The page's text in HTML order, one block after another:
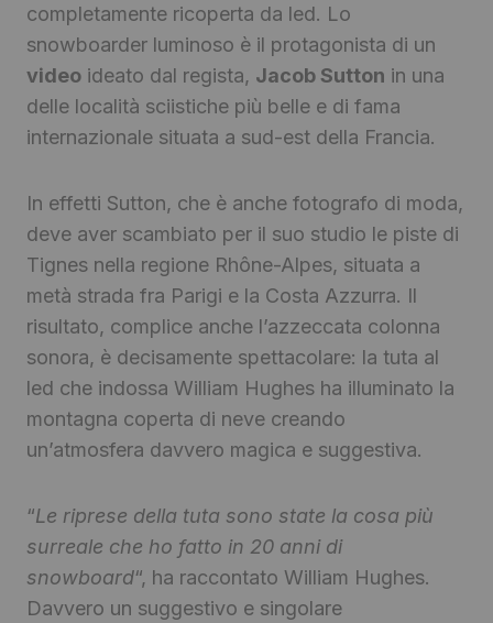
completamente ricoperta da led. Lo
snowboarder luminoso è il protagonista di un
video ideato dal regista, Jacob Sutton in una
delle località sciistiche più belle e di fama
internazionale situata a sud-est della Francia.
In effetti Sutton, che è anche fotografo di moda,
deve aver scambiato per il suo studio le piste di
Tignes nella regione Rhône-Alpes, situata a
metà strada fra Parigi e la Costa Azzurra. Il
risultato, complice anche l’azzeccata colonna
sonora, è decisamente spettacolare: la tuta al
led che indossa William Hughes ha illuminato la
montagna coperta di neve creando
un’atmosfera davvero magica e suggestiva.
“Le riprese della tuta sono state la cosa più
surreale che ho fatto in 20 anni di
snowboard“, ha raccontato William Hughes.
Davvero un suggestivo e singolare